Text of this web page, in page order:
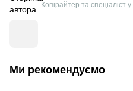
Копірайтер та спеціаліст
Ми рекомендуємо